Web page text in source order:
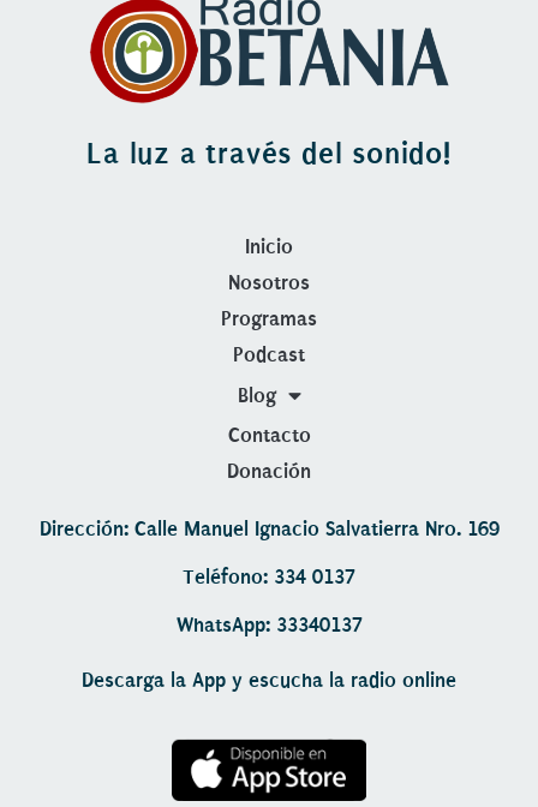
La luz a través del sonido!
Inicio
Nosotros
Programas
Podcast
Blog
Contacto
Donación
Dirección: Calle Manuel Ignacio Salvatierra Nro. 169
Teléfono: 334 0137
WhatsApp: 33340137
Descarga la App y escucha la radio online